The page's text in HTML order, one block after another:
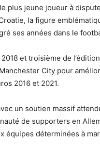
plus jeune joueur à
la figure
ses années dans le
et troisième de
City pour
2016 et 2021.
un soutien massif
de supporters en
déterminées à